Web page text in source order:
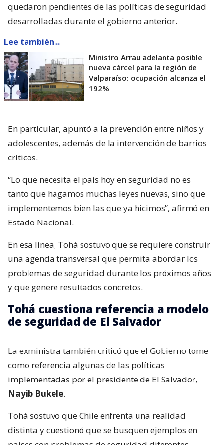
quedaron pendientes de las políticas de seguridad
desarrolladas durante el gobierno anterior.
Lee también...
Ministro Arrau adelanta posible
nueva cárcel para la región de
Valparaíso: ocupación alcanza el
192%
En particular, apuntó a la prevención entre niños y
adolescentes, además de la intervención de barrios
críticos.
“Lo que necesita el país hoy en seguridad no es
tanto que hagamos muchas leyes nuevas, sino que
implementemos bien las que ya hicimos”, afirmó en
Estado Nacional.
En esa línea, Tohá sostuvo que se requiere construir
una agenda transversal que permita abordar los
problemas de seguridad durante los próximos años
y que genere resultados concretos.
Tohá cuestiona referencia a modelo
de seguridad de El Salvador
La exministra también criticó que el Gobierno tome
como referencia algunas de las políticas
implementadas por el presidente de El Salvador,
Nayib Bukele.
Tohá sostuvo que Chile enfrenta una realidad
distinta y cuestionó que se busquen ejemplos en